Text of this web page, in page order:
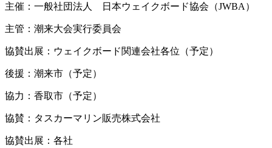
主催：一般社団法人 日本ウェイクボード協会（JWBA）
主管：潮来大会実行委員会
協賛出展：ウェイクボード関連会社各位（予定）
後援：潮来市（予定）
協力：香取市（予定）
協賛：タスカーマリン販売株式会社
協賛出展：各社